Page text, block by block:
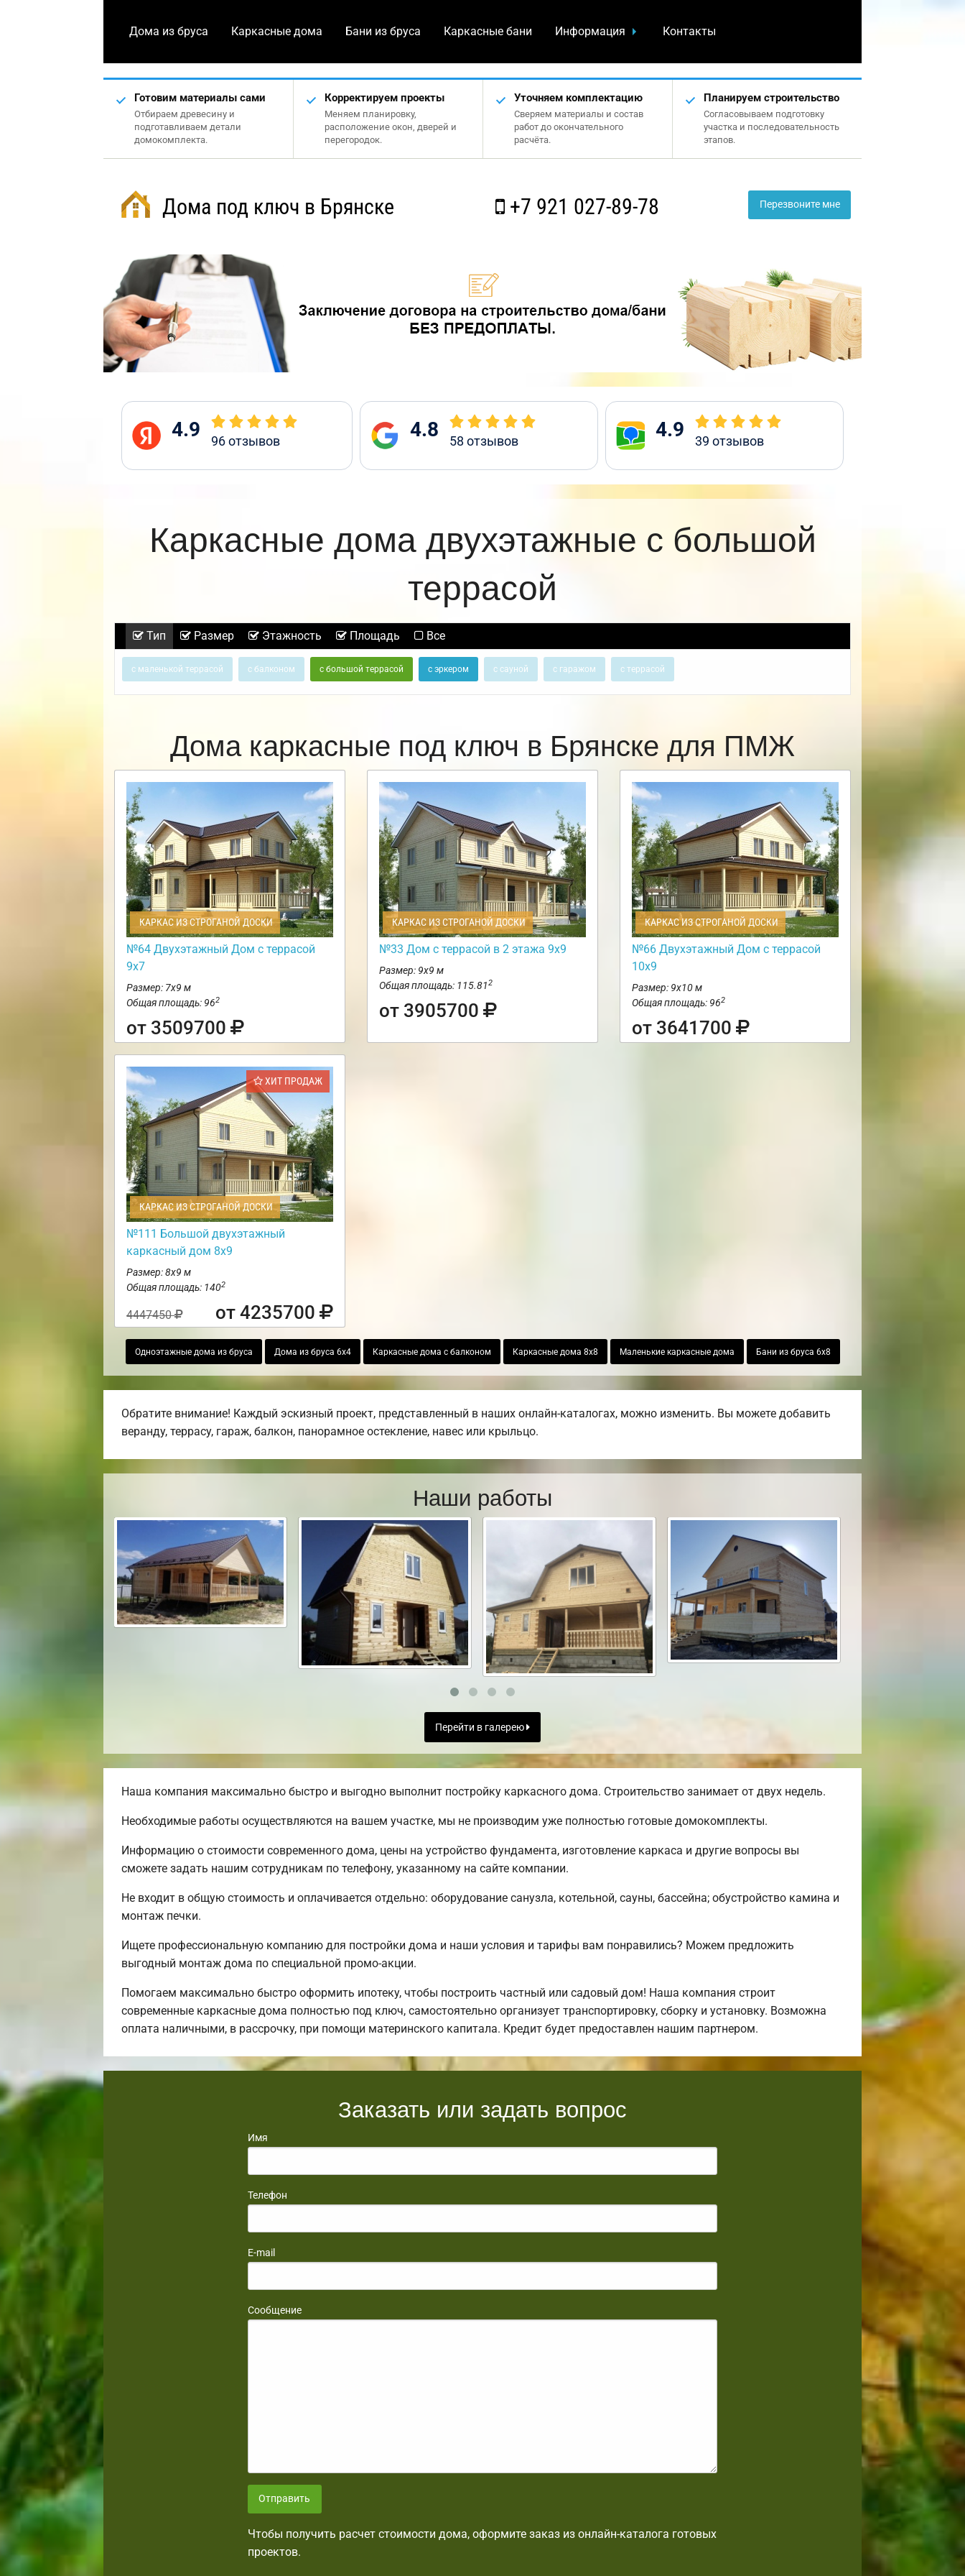
Дома из бруса Каркасные дома Бани из бруса Каркасные бани Информация Контакты
Готовим материалы сами
Отбираем древесину и
подготавливаем детали
домокомплекта.
Корректируем проекты
Меняем планировку,
расположение окон, дверей и
перегородок.
Уточняем комплектацию
Сверяем материалы и состав
работ до окончательного
расчёта.
Планируем строительство
Согласовываем подготовку
участка и последовательность
этапов.
Дома под ключ в Брянске +7 921 027-89-78 Перезвоните мне
4.9 96отзывов 4.8 58 отзывов 4.9 39 отзывов
Каркасные дома двухэтажные с большой
террасой
Тип Размер Этажность Площадь Все
с маленькой террасой с балконом с большой террасой с эркером с сауной с гаражом с террасой
Дома каркасные под ключ в Брянске для ПМЖ
КАРКАС ИЗ СТРОГАНОЙ ДОСКИ
№64 Двухэтажный Дом с террасой
9х7
Размер: 7х9 м
Общая площадь: 962
от 3509700
КАРКАС ИЗ СТРОГАНОЙ ДОСКИ
№33 Дом с террасой в 2 этажа 9х9
Размер: 9х9 м
Общая площадь: 115.812
от 3905700
КАРКАС ИЗ СТРОГАНОЙ ДОСКИ
№66 Двухэтажный Дом с террасой
10х9
Размер: 9х10 м
Общая площадь: 962
от 3641700
ХИТ ПРОДАЖ
КАРКАС ИЗ СТРОГАНОЙ ДОСКИ
№111 Большой двухэтажный
каркасный дом 8х9
Размер: 8х9 м
Общая площадь: 1402
4447450 от 4235700
Одноэтажные дома из бруса Дома из бруса 6х4 Каркасные дома с балконом Каркасные дома 8х8 Маленькие каркасные дома Бани из бруса 6х8
Обратите внимание! Каждый эскизный проект, представленный в наших онлайн-каталогах, можно изменить. Вы можете добавить
веранду, террасу, гараж, балкон, панорамное остекление, навес или крыльцо.
Наши работы
Перейти в галерею
Наша компания максимально быстро и выгодно выполнит постройку каркасного дома. Строительство занимает от двух недель.
Необходимые работы осуществляются на вашем участке, мы не производим уже полностью готовые домокомплекты.
Информацию о стоимости современного дома, цены на устройство фундамента, изготовление каркаса и другие вопросы вы
сможете задать нашим сотрудникам по телефону, указанному на сайте компании.
Не входит в общую стоимость и оплачивается отдельно: оборудование санузла, котельной, сауны, бассейна; обустройство камина и
монтаж печки.
Ищете профессиональную компанию для постройки дома и наши условия и тарифы вам понравились? Можем предложить
выгодный монтаж дома по специальной промо-акции.
Помогаем максимально быстро оформить ипотеку, чтобы построить частный или садовый дом! Наша компания строит
современные каркасные дома полностью под ключ, самостоятельно организует транспортировку, сборку и установку. Возможна
оплата наличными, в рассрочку, при помощи материнского капитала. Кредит будет предоставлен нашим партнером.
Заказать или задать вопрос
Имя
Телефон
E-mail
Сообщение
Отправить
Чтобы получить расчет стоимости дома, оформите заказ из онлайн-каталога готовых
проектов.